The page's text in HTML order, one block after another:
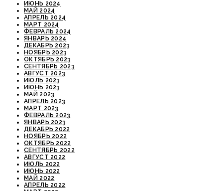
ИЮНЬ 2024
МАЙ 2024
АПРЕЛЬ 2024
МАРТ 2024
ФЕВРАЛЬ 2024
ЯНВАРЬ 2024
ДЕКАБРЬ 2023
НОЯБРЬ 2023
ОКТЯБРЬ 2023
СЕНТЯБРЬ 2023
АВГУСТ 2023
ИЮЛЬ 2023
ИЮНЬ 2023
МАЙ 2023
АПРЕЛЬ 2023
МАРТ 2023
ФЕВРАЛЬ 2023
ЯНВАРЬ 2023
ДЕКАБРЬ 2022
НОЯБРЬ 2022
ОКТЯБРЬ 2022
СЕНТЯБРЬ 2022
АВГУСТ 2022
ИЮЛЬ 2022
ИЮНЬ 2022
МАЙ 2022
АПРЕЛЬ 2022